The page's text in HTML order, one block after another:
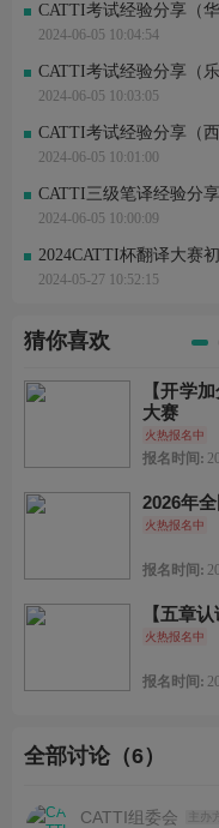
2024-06-05 10:04:54
CATTI考试经验分享（
2024-06-05 10:03:05
CATTI考试经验分享（
2024-06-05 10:01:00
CATTI三级笔译经验分
2024-06-05 10:00:09
2024CATTI杯翻译大赛
2024-05-27 10:52:15
猜你喜欢
【开学
大赛
火热报名中
报名时间:
2026年
火热报名中
报名时间:
【五章
火热报名中
报名时间:
全部讨论（6）
CATTI组委会
主办方